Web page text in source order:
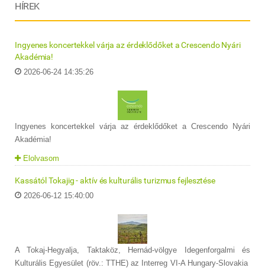
HÍREK
Ingyenes koncertekkel várja az érdeklődőket a Crescendo Nyári
Akadémia!
2026-06-24 14:35:26
Ingyenes koncertekkel várja az érdeklődőket a Crescendo Nyári
Akadémia!
Elolvasom
Kassától Tokajig - aktív és kulturális turizmus fejlesztése
2026-06-12 15:40:00
A Tokaj-Hegyalja, Taktaköz, Hernád-völgye Idegenforgalmi és
Kulturális Egyesület (röv.: TTHE) az Interreg VI-A Hungary-Slovakia